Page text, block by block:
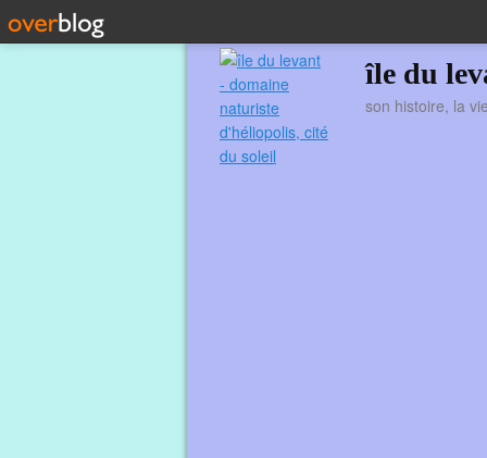
île du
son histoire, la